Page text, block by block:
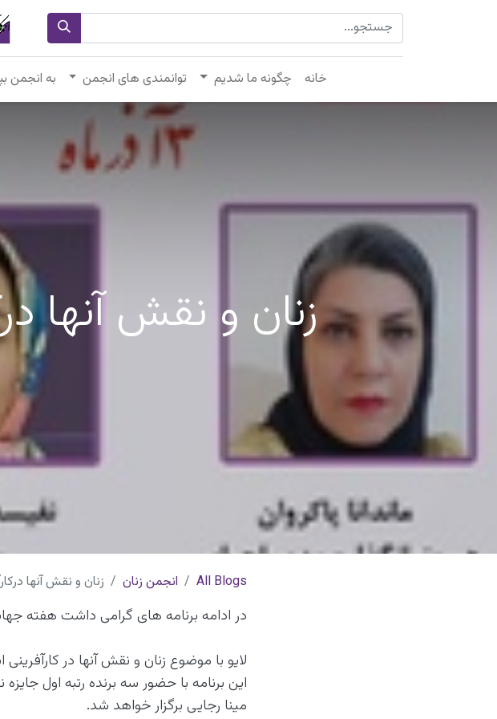
خانه چگونه ما شدیم توانمندی های انجمن به انجمن
زنان و نقش آنها
All Blogs انجمن زنان زنان و نقش آنها
در ادامه برنامه های گرامی داشت هفته
لایو با موضوع زنان و نقش آنها در کارآفرینی
این برنامه با حضور سه برنده رتبه اول
مینا رجایی برگزار خواهد شد.